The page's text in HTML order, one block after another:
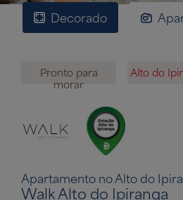
Decorado
Pronto para
morar
Alto do
Apartamento no Alto do
Walk Alto do Ipiranga